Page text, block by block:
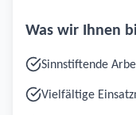
Was wir Ihnen
Sinnstiftende
Vielfältige